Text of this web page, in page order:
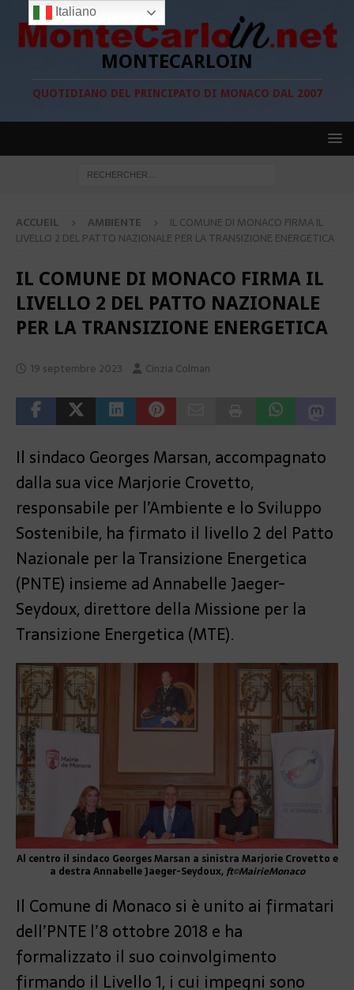
MONTECARLOIN
QUOTIDIANO DEL PRINCIPATO DI MONACO DAL 2007
ACCUEIL AMBIENTE
IL COMUNE DI MONACO FIRMA IL
LIVELLO 2 DEL PATTO NAZIONALE PER LA TRANSIZIONE ENERGETICA
IL COMUNE DI MONACO FIRMA IL
LIVELLO 2 DEL PATTO NAZIONALE
PER LA TRANSIZIONE ENERGETICA
19 septembre 2023 Cinzia Colman
Il sindaco Georges Marsan, accompagnato
dalla sua vice Marjorie Crovetto,
responsabile per l’Ambiente e lo Sviluppo
Sostenibile, ha firmato il livello 2 del Patto
Nazionale per la Transizione Energetica
(PNTE) insieme ad Annabelle Jaeger-
Seydoux, direttore della Missione per la
Transizione Energetica (MTE).
Al centro il sindaco Georges Marsan a sinistra Marjorie Crovetto e
a destra Annabelle Jaeger-Seydoux, ft©MairieMonaco
Il Comune di Monaco si è unito ai firmatari
dell’PNTE l’8 ottobre 2018 e ha
formalizzato il suo coinvolgimento
firmando il Livello 1, i cui impegni sono
Italiano